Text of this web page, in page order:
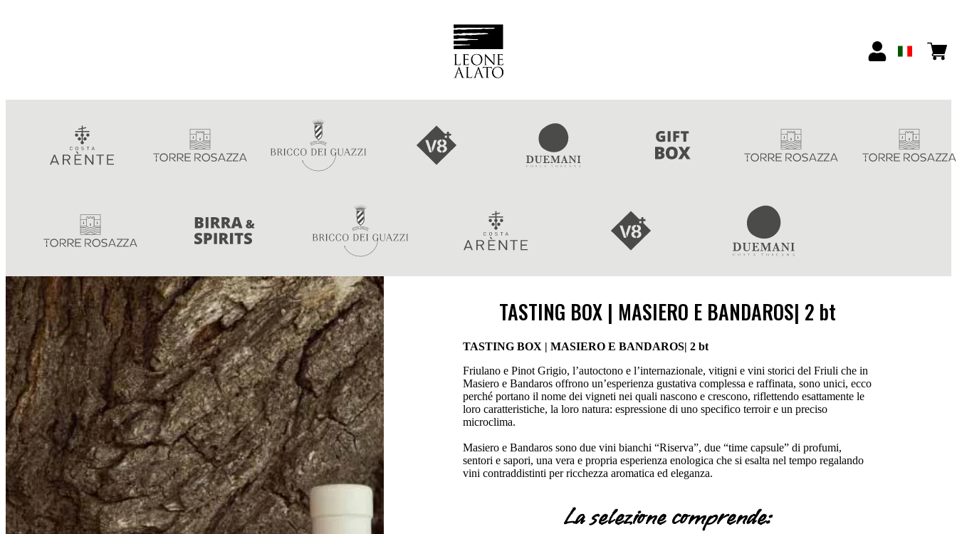
TASTING BOX | MASIERO E BANDAROS| 2 bt
TASTING BOX | MASIERO E BANDAROS| 2 bt
Friulano e Pinot Grigio, l’autoctono e l’internazionale, vitigni e vini storici del Friuli che in
Masiero e Bandaros offrono un’esperienza gustativa complessa e raffinata, sono unici, ecco
perché portano il nome dei vigneti nei quali nascono e crescono, riflettendo esattamente le
loro caratteristiche, la loro natura: espressione di uno specifico terroir e un preciso
microclima.
Masiero e Bandaros sono due vini bianchi “Riserva”, due “time capsule” di profumi,
sentori e sapori, una vera e propria esperienza enologica che si esalta nel tempo regalando
vini contraddistinti per ricchezza aromatica ed eleganza.
La selezione comprende: